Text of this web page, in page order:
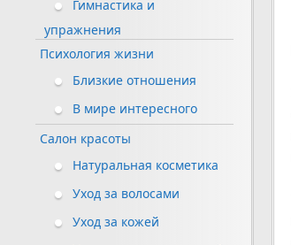
Гимнастика и
упражнения
Психология жизни
Близкие отношения
В мире интересного
Салон красоты
Натуральная косметика
Уход за волосами
Уход за кожей